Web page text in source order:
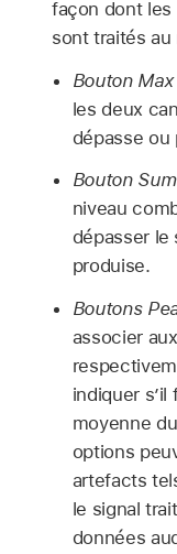
façon dont les
sont traités au
Bouton
les deux
dépasse ou
Bouton
niveau
dépasser le
produise.
Boutons
associer
indiquer
moyenne
options
artefacts
le signal
données